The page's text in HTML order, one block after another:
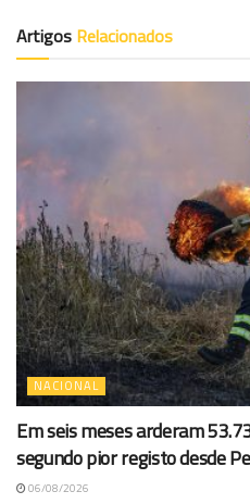
Artigos Relacionados
NACIONAL
Em seis meses arderam
segundo pior registo desde
06/08/2026